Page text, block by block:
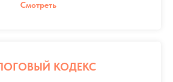
Смотреть
КОДЕКС